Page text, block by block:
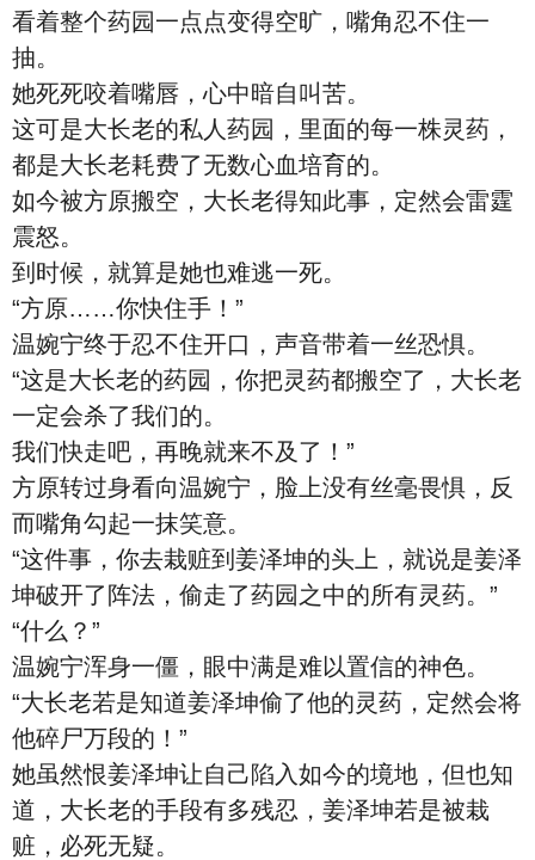
看着整个药园一点点变得空旷，嘴角忍不住一
抽。
她死死咬着嘴唇，心中暗自叫苦。
这可是大长老的私人药园，里面的每一株灵药，
都是大长老耗费了无数心血培育的。
如今被方原搬空，大长老得知此事，定然会雷霆
震怒。
到时候，就算是她也难逃一死。
“方原……你快住手！”
温婉宁终于忍不住开口，声音带着一丝恐惧。
“这是大长老的药园，你把灵药都搬空了，大长老
一定会杀了我们的。
我们快走吧，再晚就来不及了！”
方原转过身看向温婉宁，脸上没有丝毫畏惧，反
而嘴角勾起一抹笑意。
“这件事，你去栽赃到姜泽坤的头上，就说是姜泽
坤破开了阵法，偷走了药园之中的所有灵药。”
“什么？”
温婉宁浑身一僵，眼中满是难以置信的神色。
“大长老若是知道姜泽坤偷了他的灵药，定然会将
他碎尸万段的！”
她虽然恨姜泽坤让自己陷入如今的境地，但也知
道，大长老的手段有多残忍，姜泽坤若是被栽
赃，必死无疑。